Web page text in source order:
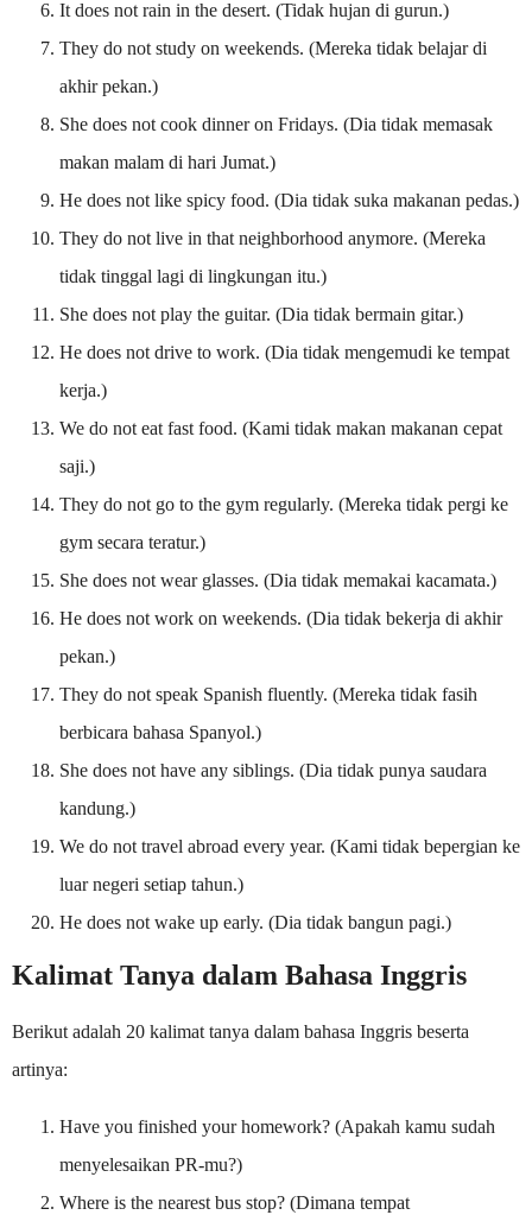
It does not rain in the desert. (Tidak hujan di gurun.)
They do not study on weekends. (Mereka tidak belajar di
akhir pekan.)
She does not cook dinner on Fridays. (Dia tidak memasak
makan malam di hari Jumat.)
He does not like spicy food. (Dia tidak suka makanan pedas.)
They do not live in that neighborhood anymore. (Mereka
tidak tinggal lagi di lingkungan itu.)
She does not play the guitar. (Dia tidak bermain gitar.)
He does not drive to work. (Dia tidak mengemudi ke tempat
kerja.)
We do not eat fast food. (Kami tidak makan makanan cepat
saji.)
They do not go to the gym regularly. (Mereka tidak pergi ke
gym secara teratur.)
She does not wear glasses. (Dia tidak memakai kacamata.)
He does not work on weekends. (Dia tidak bekerja di akhir
pekan.)
They do not speak Spanish fluently. (Mereka tidak fasih
berbicara bahasa Spanyol.)
She does not have any siblings. (Dia tidak punya saudara
kandung.)
We do not travel abroad every year. (Kami tidak bepergian ke
luar negeri setiap tahun.)
He does not wake up early. (Dia tidak bangun pagi.)
Kalimat Tanya dalam Bahasa Inggris
Berikut adalah 20 kalimat tanya dalam bahasa Inggris beserta
artinya:
Have you finished your homework? (Apakah kamu sudah
menyelesaikan PR-mu?)
Where is the nearest bus stop? (Dimana tempat